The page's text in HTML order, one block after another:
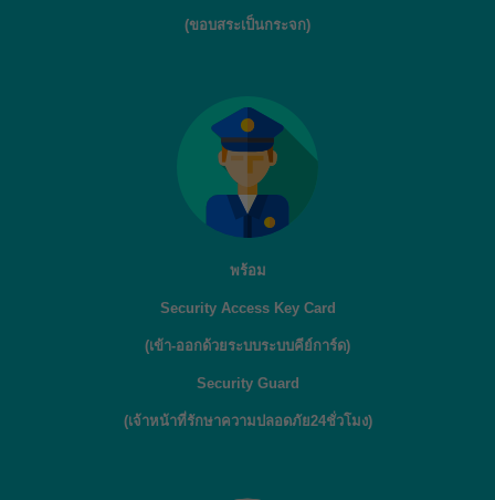
(ขอบสระเป็นกระจก)
พร้อม
Security Access Key Card
(เข้า-ออกด้วยระบบระบบคีย์การ์ด)
Security Guard
(เจ้าหน้าที่รักษาความปลอดภัย24ชั่วโมง)